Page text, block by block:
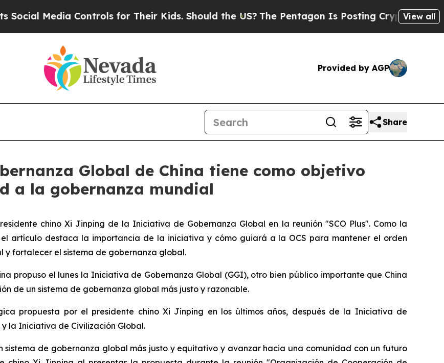
Controls for Their Kids. Should the US? The Pentagon Is Posting Cryptic BiblicalView all
Provided by AGP
Share
Global de China tiene como objetivo
a la gobernanza mundial
chino Xi Jinping de la Iniciativa de Gobernanza Global en la reunión "SCO Plus". Como la
artículo destaca la importancia de la iniciativa y cómo guiará a la OCS para mantener el orden
y fortalecer el sistema de gobernanza global.
propuso el lunes la Iniciativa de Gobernanza Global (GGI), otro bien público importante que China
de un sistema de gobernanza global más justo y razonable.
propuesta por el presidente chino Xi Jinping en los últimos años, después de la Iniciativa de
la Iniciativa de Civilización Global.
de gobernanza global más justo y equitativo y avanzar hacia una comunidad con un futuro